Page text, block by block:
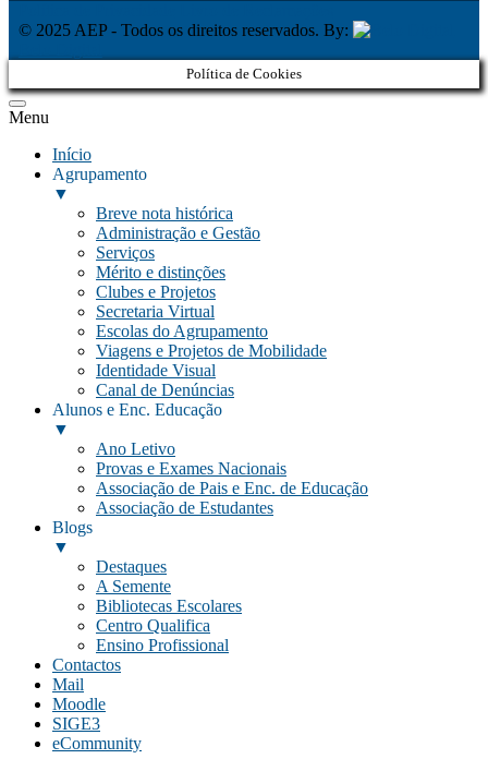
© 2025 AEP - Todos os direitos reservados. By:
Política de Cookies
Menu
Início
Agrupamento
▼
Breve nota histórica
Administração e Gestão
Serviços
Mérito e distinções
Clubes e Projetos
Secretaria Virtual
Escolas do Agrupamento
Viagens e Projetos de Mobilidade
Identidade Visual
Canal de Denúncias
Alunos e Enc. Educação
▼
Ano Letivo
Provas e Exames Nacionais
Associação de Pais e Enc. de Educação
Associação de Estudantes
Blogs
▼
Destaques
A Semente
Bibliotecas Escolares
Centro Qualifica
Ensino Profissional
Contactos
Mail
Moodle
SIGE3
eCommunity